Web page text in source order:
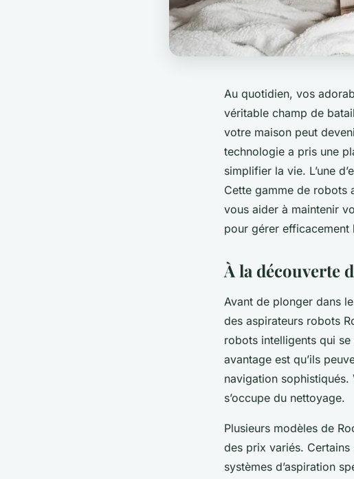
Au quotidien, vos
véritable champ de
votre maison peut
technologie a pris une
simplifier la vie. L’une
Cette gamme de robots
vous aider à maintenir
pour gérer efficacement
À la découverte
Avant de plonger dans
des aspirateurs robots
robots intelligents qui
avantage est qu’ils
navigation
s’occupe du nettoyage.
Plusieurs modèles de
des prix variés.
systèmes d’aspiration